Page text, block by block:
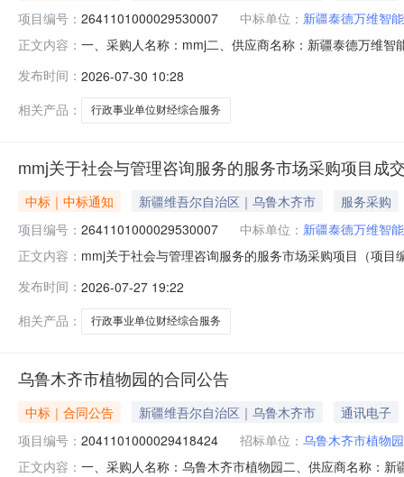
项目编号： 2641101000029530007 中标单位： 新疆泰德万维智
正文内容： 一、采购人名称：mmj二、供应商名称：新疆泰德万维
务、财经系统服务等）详见附件项1.0065006500服务要
发布时间： 2026-07-30 10:28
相关产品：
行政事业单位财经综合服务
mmj关于社会与管理咨询服务的服务市场采购项目成
中标｜中标通知 新疆维吾尔自治区｜乌鲁木齐市
服务采购
项目编号： 2641101000029530007 中标单位： 新疆泰德万维智
正文内容： mmj关于社会与管理咨询服务的服务市场采购项目（项
划名称:新疆维吾尔自治区本级报价起止时间:-二、采购
发布时间： 2026-07-27 19:22
相关产品：
行政事业单位财经综合服务
乌鲁木齐市植物园的合同公告
中标｜合同公告 新疆维吾尔自治区｜乌鲁木齐市
通讯电子
项目编号： 2041101000029418424 招标单位： 乌鲁木齐市植物园
正文内容： 一、采购人名称：乌鲁木齐市植物园二、供应商名称：